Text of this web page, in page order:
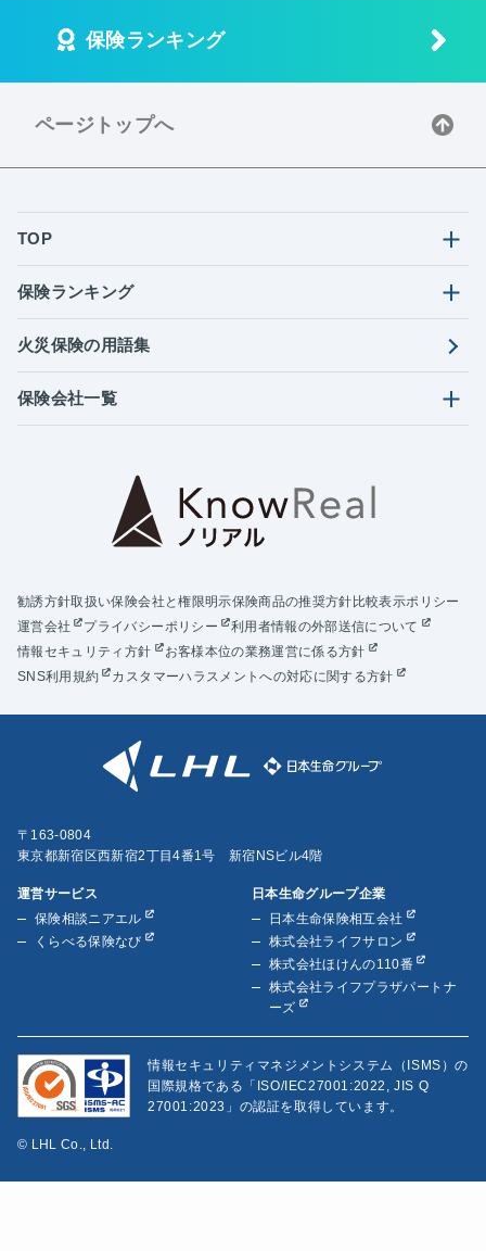
保険ランキング
ページトップへ
TOP
保険ランキング
火災保険の用語集
保険会社一覧
勧誘方針取扱い保険会社と権限明示保険商品の推奨方針 比較表示ポリシー
運営会社
プライバシーポリシー
利用者情報の外部送信について
情報セキュリティ方針
お客様本位の業務運営に係る方針
SNS利用規約
カスタマーハラスメントへの対応に関する方針
〒163-0804
東京都新宿区西新宿2丁目4番1号 新宿NSビル4階
運営サービス
保険相談ニアエル
くらべる保険なび
日本生命グループ企業
日本生命保険相互会社
株式会社ライフサロン
株式会社ほけんの110番
株式会社ライフプラザパートナ
ーズ
情報セキュリティマネジメントシステム（ISMS）の
国際規格である「ISO/IEC27001:2022, JIS Q
27001:2023」の認証を取得しています。
© LHL Co., Ltd.